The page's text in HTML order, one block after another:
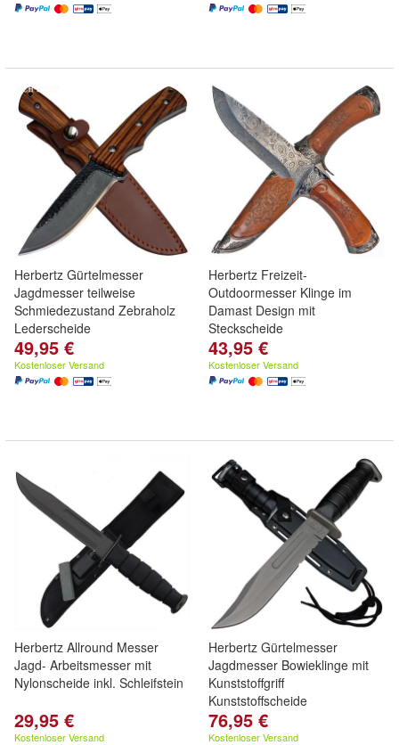
Herbertz Gürtelmesser
Jagdmesser teilweise
Schmiedezustand Zebraholz
Lederscheide
49,95 €
Kostenloser Versand
Herbertz Freizeit-
Outdoormesser Klinge im
Damast Design mit
Steckscheide
43,95 €
Kostenloser Versand
Herbertz Allround Messer
Jagd- Arbeitsmesser mit
Nylonscheide inkl. Schleifstein
29,95 €
Kostenloser Versand
Herbertz Gürtelmesser
Jagdmesser Bowieklinge mit
Kunststoffgriff
Kunststoffscheide
76,95 €
Kostenloser Versand